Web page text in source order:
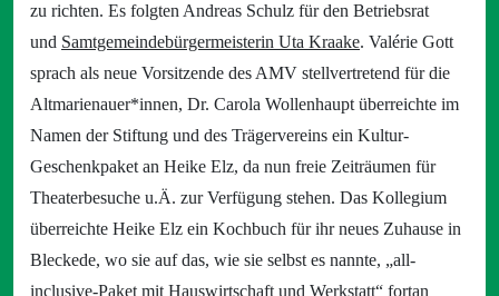
zu richten. Es folgten Andreas Schulz für den Betriebsrat
und Samtgemeindebürgermeisterin Uta Kraake. Valérie Gott
sprach als neue Vorsitzende des AMV stellvertretend für die
Altmarienauer*innen, Dr. Carola Wollenhaupt überreichte im
Namen der Stiftung und des Trägervereins ein Kultur-
Geschenkpaket an Heike Elz, da nun freie Zeiträumen für
Theaterbesuche u.Ä. zur Verfügung stehen. Das Kollegium
überreichte Heike Elz ein Kochbuch für ihr neues Zuhause in
Bleckede, wo sie auf das, wie sie selbst es nannte, „all-
inclusive-Paket mit Hauswirtschaft und Werkstatt“ fortan